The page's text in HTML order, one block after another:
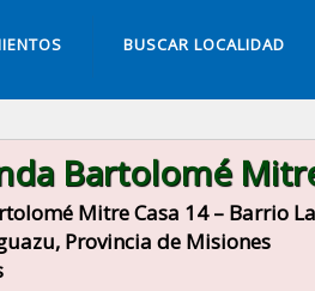
BUSCAR LOCALIDAD
Bartolomé
Mitre Casa 14 – Barrio
Provincia de Misiones